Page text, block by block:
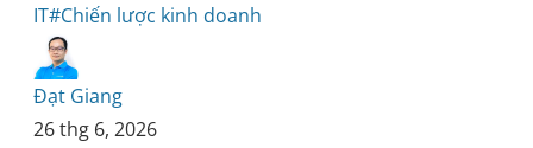
IT#Chiến lược kinh doanh
Đạt Giang
26 thg 6, 2026